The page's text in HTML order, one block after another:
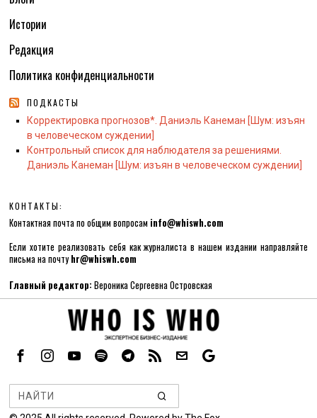
Истории
Редакция
Политика конфиденциальности
ПОДКАСТЫ
Корректировка прогнозов*. Даниэль Канеман [Шум: изъян
в человеческом суждении]
Контрольный список для наблюдателя за решениями.
Даниэль Канеман [Шум: изъян в человеческом суждении]
КОНТАКТЫ:
Контактная почта по общим вопросам info@whiswh.com
Если хотите реализовать себя как журналиста в нашем издании направляйте
письма на почтуhr@whiswh.com
Главный редактор: Вероника Сергеевна Островская